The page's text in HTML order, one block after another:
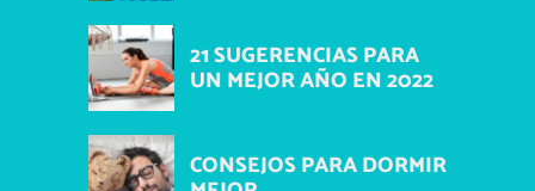
21 SUGERENCIAS PARA
UN MEJOR AÑO EN 2022
CONSEJOS PARA DORMIR